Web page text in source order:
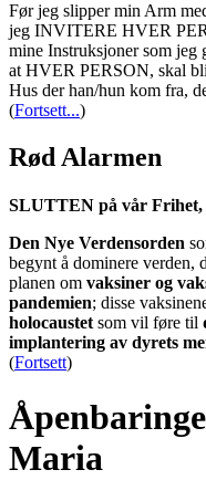
Før jeg slipper min Arm
jeg INVITERE HVER
mine Instruksjoner som
at HVER PERSON, skal
Hus der han/hun kom fra,
(Fortsett...)
Rød Alarmen
SLUTTEN på vår Frihet,
Den Nye Verdensorden
begynt å dominere verden,
planen om vaksiner og
pandemien; disse
holocaustet som vil føre til
implantering av dyrets
(Fortsett)
Maria